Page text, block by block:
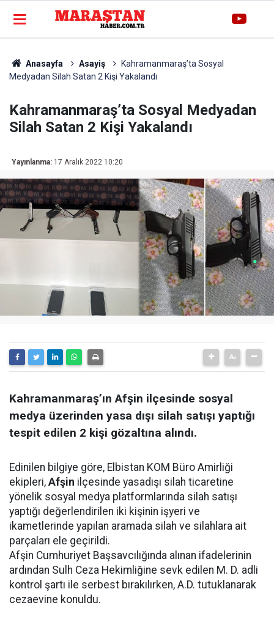
Anasayfa Asayiş
Kahramanmaraş’ta Sosyal
Medyadan Silah Satan 2 Kişi Yakalandı
Kahramanmaraş’ta Sosyal Medyadan
Silah Satan 2 Kişi Yakalandı
Yayınlanma: 17 Aralık 2022 10:20
Kahramanmaraş’ın Afşin ilçesinde sosyal
medya üzerinden yasa dışı silah satışı yaptığı
tespit edilen 2 kişi gözaltına alındı.
Edinilen bilgiye göre, Elbistan KOM Büro Amirliği
ekipleri, Afşin ilçesinde yasadışı silah ticaretine
yönelik sosyal medya platformlarında silah satışı
yaptığı değerlendirilen iki kişinin işyeri ve
ikametlerinde yapılan aramada silah ve silahlara ait
parçaları ele geçirildi.
Afşin Cumhuriyet Başsavcılığında alınan ifadelerinin
ardından Sulh Ceza Hekimliğine sevk edilen M. D. adli
kontrol şartı ile serbest bırakılırken, A.D. tutuklanarak
cezaevine konuldu.